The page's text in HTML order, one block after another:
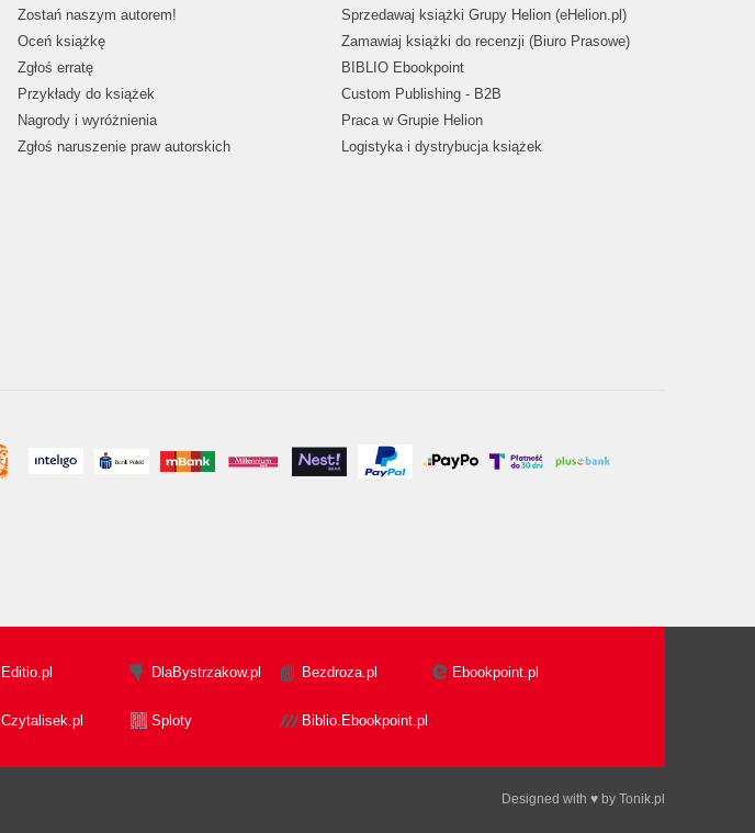
Zostań naszym autorem!
Oceń książkę
Zgłoś erratę
Przykłady do książek
Nagrody i wyróżnienia
Zgłoś naruszenie praw autorskich
Sprzedawaj książki Grupy Helion (eHelion.pl)
Zamawiaj książki do recenzji (Biuro Prasowe)
BIBLIO Ebookpoint
Custom Publishing - B2B
Praca w Grupie Helion
Logistyka i dystrybucja książek
Editio.pl DlaBystrzakow.pl Bezdroza.pl Ebookpoint.pl
Czytalisek.pl Sploty Biblio.Ebookpoint.pl
Designed with ♥ by Tonik.pl